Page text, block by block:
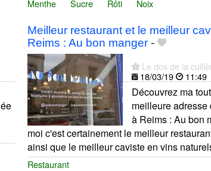
Menthe
Sucre Rôti Noix
Meilleur restaurant et le meilleur
Reims : Au bon manger-
Le dos de la
18/03/19
11:49
Découvrez ma
meilleure adresse
à Reims : Au bon
moi c'est certainement le meilleur
ainsi que le meilleur caviste en vins
Restaurant